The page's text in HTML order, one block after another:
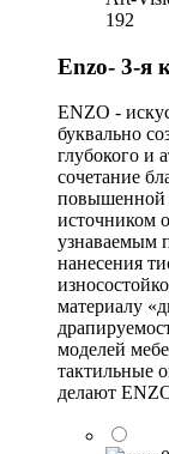
192
Enzo- 3-я
ENZO -
буквально
глубокого и
сочетание
повышенной
источником
узнаваемым
нанесения
материалу
моделей
тактильные
делают